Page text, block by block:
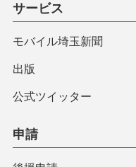
サービス
モバイル埼玉新聞
出版
公式ツイッター
申請